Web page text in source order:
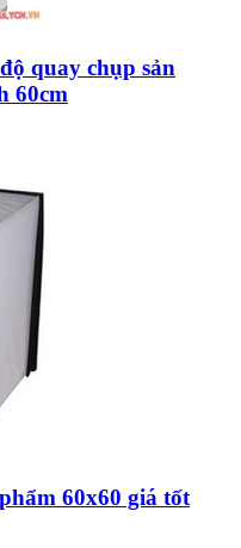
quay chụp sản
60cm
60x60 giá tốt